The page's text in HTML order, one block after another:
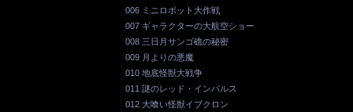
006 ミニロボット大作戦
007 ギャラクターの大航空ショー
008 三日月サンゴ礁の秘密
009 月よりの悪魔
010 地底怪獣大戦争
011 謎のレッド・インパルス
012 大喰い怪獣イブクロン